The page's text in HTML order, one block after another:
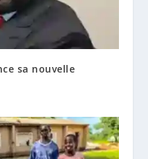
sa nouvelle